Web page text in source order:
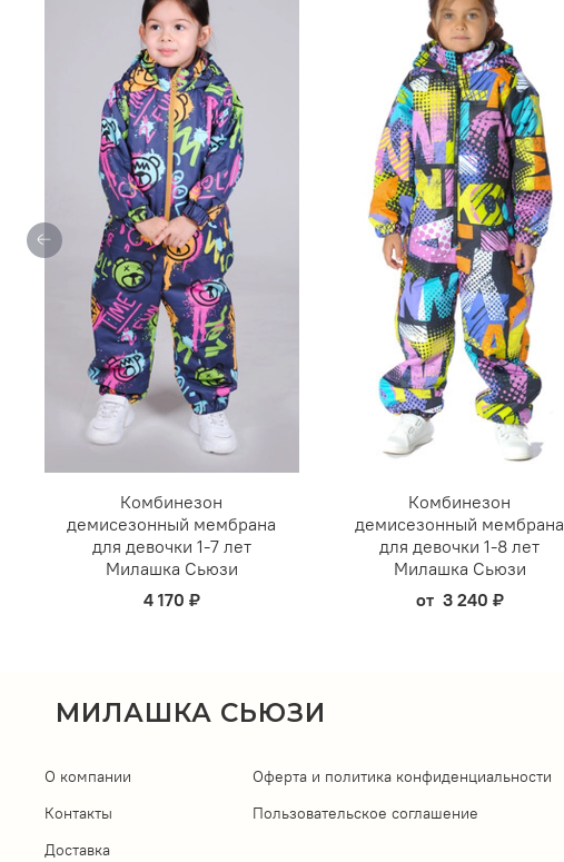
Комбинезон
демисезонный мембрана
для девочки 1-7 лет
Милашка Сьюзи
4 170 ₽
Комбинезон
демисезонный мембрана
для девочки 1-8 лет
Милашка Сьюзи
от 3 240 ₽
МИЛАШКА СЬЮЗИ
О компании
Контакты
Доставка
Оферта и политика конфиденциальности
Пользовательское соглашение